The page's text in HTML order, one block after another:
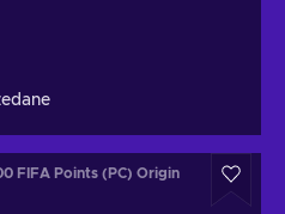
FIFA Points (PC) Origin